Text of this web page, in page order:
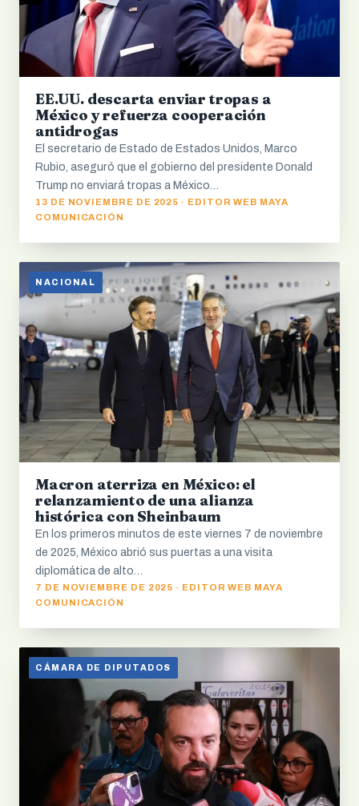
EE.UU. descarta enviar tropas a
México y refuerza cooperación
antidrogas
El secretario de Estado de Estados Unidos, Marco
Rubio, aseguró que el gobierno del presidente Donald
Trump no enviará tropas a México…
13 DE NOVIEMBRE DE 2025 · EDITOR WEB MAYA
COMUNICACIÓN
NACIONAL
Macron aterriza en México: el
relanzamiento de una alianza
histórica con Sheinbaum
En los primeros minutos de este viernes 7 de noviembre
de 2025, México abrió sus puertas a una visita
diplomática de alto…
7 DE NOVIEMBRE DE 2025 · EDITOR WEB MAYA
COMUNICACIÓN
CÁMARA DE DIPUTADOS